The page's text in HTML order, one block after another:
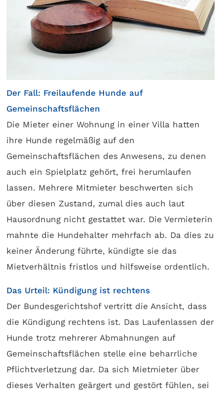
Der Fall: Freilaufende Hunde auf
Gemeinschaftsflächen
Die Mieter einer Wohnung in einer Villa hatten
ihre Hunde regelmäßig auf den
Gemeinschaftsflächen des Anwesens, zu denen
auch ein Spielplatz gehört, frei herumlaufen
lassen. Mehrere Mitmieter beschwerten sich
über diesen Zustand, zumal dies auch laut
Hausordnung nicht gestattet war. Die Vermieterin
mahnte die Hundehalter mehrfach ab. Da dies zu
keiner Änderung führte, kündigte sie das
Mietverhältnis fristlos und hilfsweise ordentlich.
Das Urteil: Kündigung ist rechtens
Der Bundesgerichtshof vertritt die Ansicht, dass
die Kündigung rechtens ist. Das Laufenlassen der
Hunde trotz mehrerer Abmahnungen auf
Gemeinschaftsflächen stelle eine beharrliche
Pflichtverletzung dar. Da sich Mietmieter über
dieses Verhalten geärgert und gestört fühlen, sei